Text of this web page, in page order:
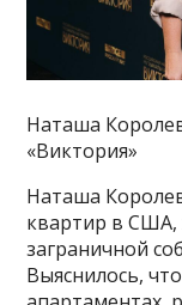
Наташа
«Виктория»
Наташа
квартир в США,
заграничной
Выяснилось,